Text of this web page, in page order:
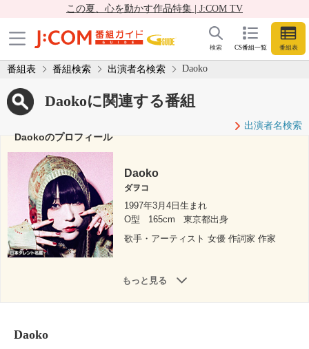
この夏、心を動かす作品特集 | J:COM TV
CS番組一覧 番組表
検索
番組表 番組検索 出演者名検索 Daoko
Daokoに関連する番組
出演者名検索
Daokoのプロフィール
Daoko
ダヲコ
1997年3月4日生まれ
O型
165cm
東京都出身
歌手・アーティスト 女優 作詞家 作家
もっと見る
Daoko